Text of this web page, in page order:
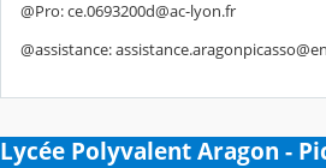
@Pro: ce.0693200d@ac-lyon.fr
@assistance:
Lycée Polyvalent Aragon -